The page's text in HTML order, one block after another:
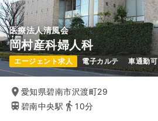
医療法人清風会
岡村産科婦人科
エージェント求人 電子カルテ 車通勤可
愛知県碧南市沢渡町29
碧南中央駅
10分